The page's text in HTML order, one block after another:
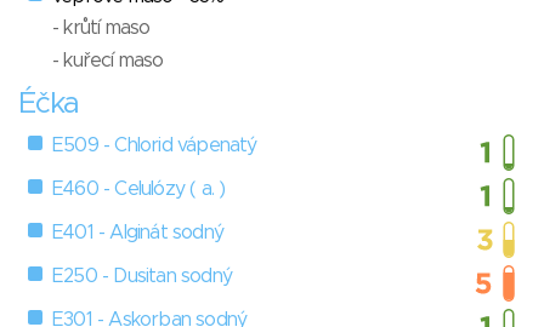
- krůtí maso
- kuřecí maso
Éčka
E509 - Chlorid vápenatý
E460 - Celulózy ( a. )
E401 - Alginát sodný
E250 - Dusitan sodný
E301 - Askorban sodný